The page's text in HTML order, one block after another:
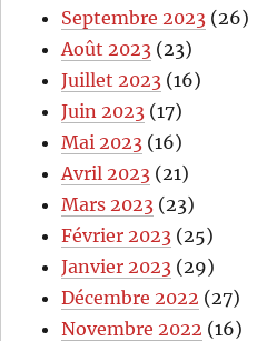
Septembre 2023 (26)
Août 2023 (23)
Juillet 2023 (16)
Juin 2023 (17)
Mai 2023 (16)
Avril 2023 (21)
Mars 2023 (23)
Février 2023 (25)
Janvier 2023 (29)
Décembre 2022 (27)
Novembre 2022 (16)